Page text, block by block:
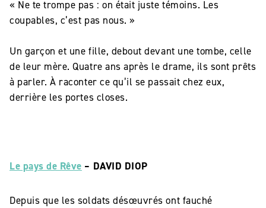
« Ne te trompe pas : on était juste témoins. Les
coupables, c’est pas nous. »
Un garçon et une fille, debout devant une tombe, celle
de leur mère. Quatre ans après le drame, ils sont prêts
à parler. À raconter ce qu’il se passait chez eux,
derrière les portes closes.
Le pays de Rêve – DAVID DIOP
Depuis que les soldats désœuvrés ont fauché